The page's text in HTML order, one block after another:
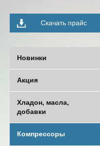
Скачать прайс
Новинки
Акция
Хладон, масла,
добавки
Компрессоры